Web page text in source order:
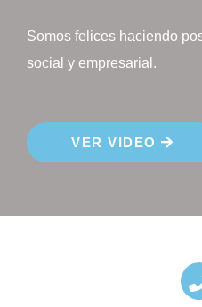
Somos felices haciendo
social y empresarial.
VER VIDEO